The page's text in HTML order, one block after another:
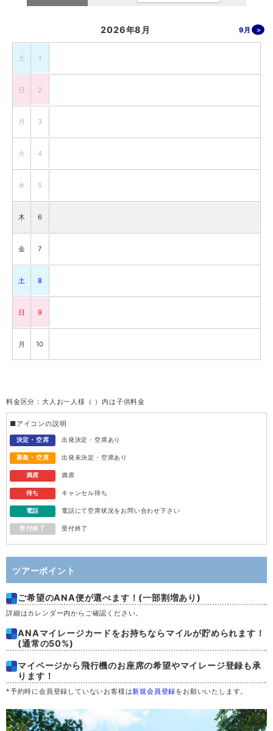
2026年8月 9月
土 1
日 2
月 3
火 4
水 5
木 6
金 7
土 8
日 9
月 10
水 12
木 13
金 14
日 16
月 17
火 18
水 19
木 20
金 21
土 22
料金区分：大人お一人様（ ）内は子供料金
■アイコンの説明
決定・空席 出発決定・空席あり
募集・空席 出発未決定・空席あり
満席 満席
待ち キャンセル待ち
電話 電話にて空席状況をお問い合わせ下さい
受付終了 受付終了
ツアーポイント
ご希望のANA便が選べます！(一部割増あり)
詳細はカレンダー内からご確認ください。
ANAマイレージカードをお持ちならマイルが貯められます！
(通常の50%)
マイページから飛行機のお座席の希望やマイレージ登録も承
ります！
*予約時に会員登録していないお客様は新規会員登録をお願いいたします。